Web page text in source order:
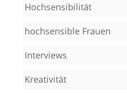
Hochsensibilität
hochsensible Frauen
Interviews
Kreativität